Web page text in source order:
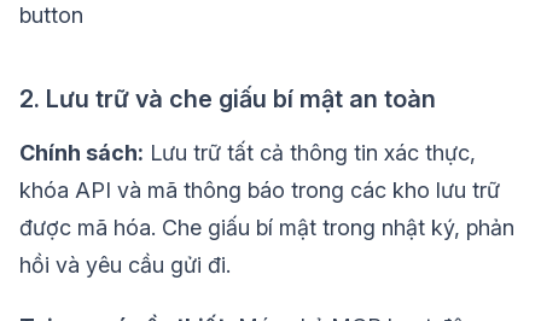
button
2. Lưu trữ và che giấu bí mật an toàn
Chính sách: Lưu trữ tất cả thông tin xác thực,
khóa API và mã thông báo trong các kho lưu trữ
được mã hóa. Che giấu bí mật trong nhật ký, phản
hồi và yêu cầu gửi đi.